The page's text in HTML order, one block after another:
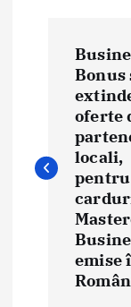
g
Bonus
oferte
locali,
pentru
emise